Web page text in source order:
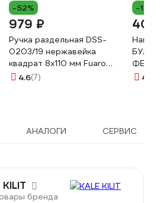
-52%
979 ₽
Ручка раздельная DSS-
0203/19 нержавейка
квадрат 8x110 мм Fuaro
35691
4.6(7)
-14%
409
4.7
АНАЛОГИ СЕРВИС
KILIT
бренда